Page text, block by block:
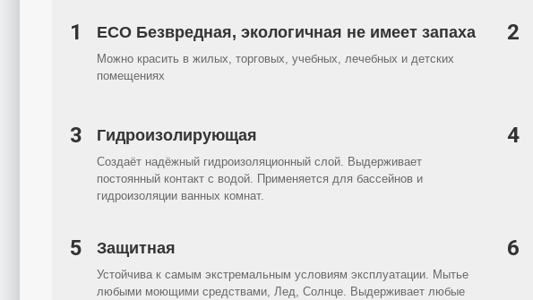
1 ECO Безвредная, экологичная не имеет запаха
Можно красить в жилых, торговых, учебных, лечебных и детских
помещениях
2
3 Гидроизолирующая
Создаёт надёжный гидроизоляционный слой. Выдерживает
постоянный контакт с водой. Применяется для бассейнов и
гидроизоляции ванных комнат.
4
5 Защитная
Устойчива к самым экстремальным условиям эксплуатации. Мытье
любыми моющими средствами, Лед, Солнце. Выдерживает любые
6